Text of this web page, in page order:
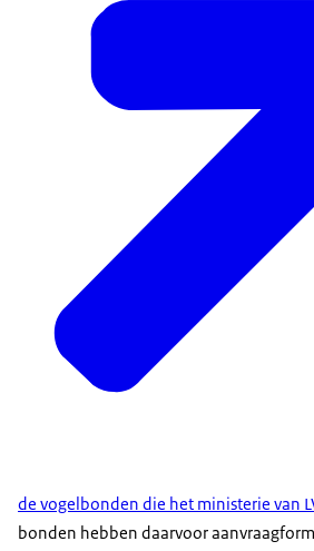
de vogelbonden die het ministerie van
bonden hebben daarvoor